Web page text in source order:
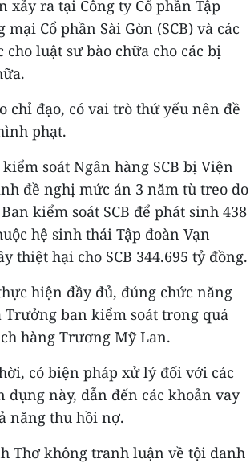
xảy ra tại Công ty Cổ phần Tập
Cổ phần Sài Gòn (SCB) và các
luật sư bào chữa cho các bị
chỉ đạo, có vai trò thứ yếu nên đề
phạt.
soát Ngân hàng SCB bị Viện
đề nghị mức án 3 năm tù treo do
kiểm soát SCB để phát sinh 438
hệ sinh thái Tập đoàn Vạn
thiệt hại cho SCB 344.695 tỷ đồng.
hiện đầy đủ, đúng chức năng
ban kiểm soát trong quá
hàng Trương Mỹ Lan.
có biện pháp xử lý đối với các
dụng này, dẫn đến các khoản vay
năng thu hồi nợ.
Thơ không tranh luận về tội danh